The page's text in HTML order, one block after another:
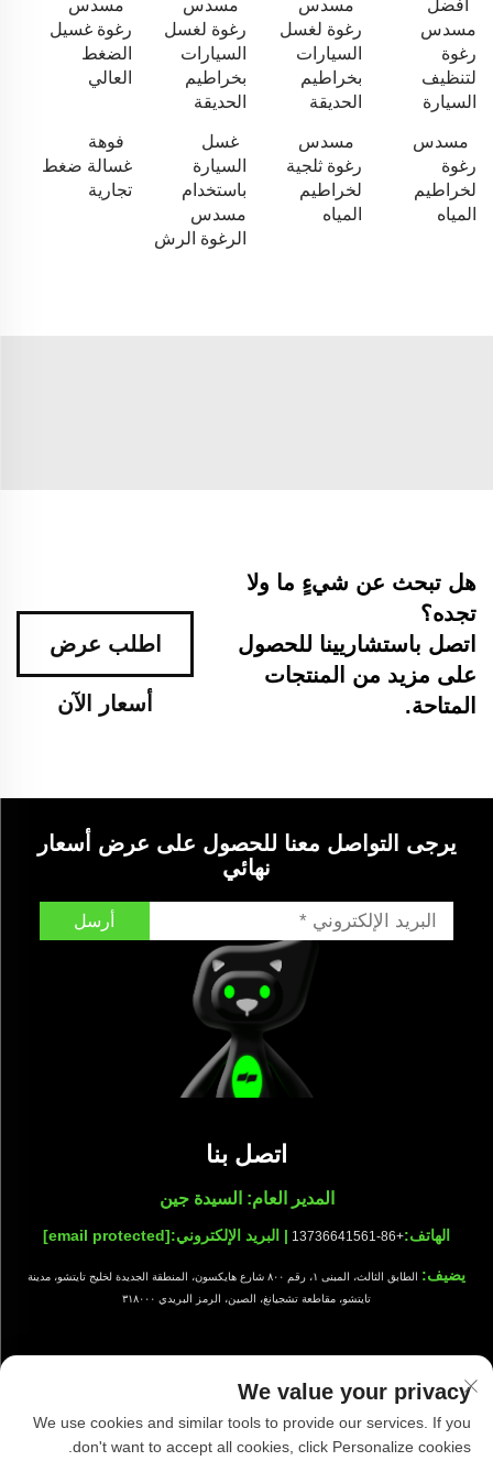
أفضل
مسدس
رغوة
لتنظيف
السيارة
مسدس
رغوة لغسل
السيارات
بخراطيم
الحديقة
مسدس
رغوة لغسل
السيارات
بخراطيم
الحديقة
مسدس
رغوة غسيل
الضغط
العالي
مسدس
رغوة
لخراطيم
المياه
مسدس
رغوة ثلجية
لخراطيم
المياه
غسل
السيارة
باستخدام
مسدس
الرغوة الرش
فوهة
غسالة ضغط
تجارية
هل تبحث عن شيءٍ ما ولا
تجده؟
اتصل باستشاريينا للحصول
على مزيد من المنتجات
المتاحة.
اطلب عرض
أسعار الآن
يرجى التواصل معنا للحصول على عرض أسعار
نهائي
أرسل
اتصل بنا
المدير العام: السيدة جين
الهاتف:+86-13736641561 | البريد الإلكتروني:[email protected]
يضيف:
الطابق الثالث، المبنى ١، رقم ٨٠٠ شارع هايكسون، المنطقة الجديدة لخليج تايتشو، مدينة
تايتشو، مقاطعة تشجيانغ، الصين، الرمز البريدي ٣١٨٠٠٠
جميع الحقوق محفوظة © شركة تايزهو شيوانج للتجهيزات النظيفة المحدودة |
سياسة الخصوصية
We value your privacy
We use cookies and similar tools to provide our services. If you
don't want to accept all cookies, click Personalize cookies.